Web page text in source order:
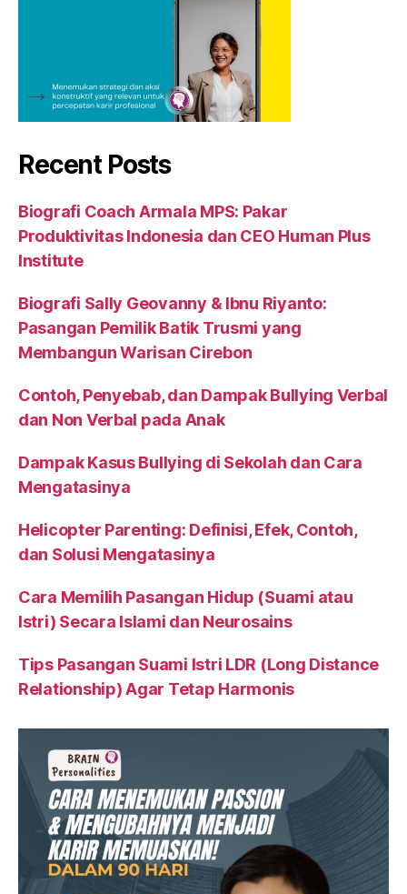
Recent Posts
Biografi Coach Armala MPS: Pakar
Produktivitas Indonesia dan CEO Human Plus
Institute
Biografi Sally Geovanny & Ibnu Riyanto:
Pasangan Pemilik Batik Trusmi yang
Membangun Warisan Cirebon
Contoh, Penyebab, dan Dampak Bullying Verbal
dan Non Verbal pada Anak
Dampak Kasus Bullying di Sekolah dan Cara
Mengatasinya
Helicopter Parenting: Definisi, Efek, Contoh,
dan Solusi Mengatasinya
Cara Memilih Pasangan Hidup (Suami atau
Istri) Secara Islami dan Neurosains
Tips Pasangan Suami Istri LDR (Long Distance
Relationship) Agar Tetap Harmonis